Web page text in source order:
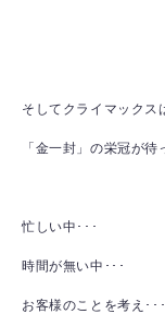
そしてクライマックス
「金一封」の栄冠が
忙しい中･･･
時間が無い中･･･
お客様のことを考え･･･